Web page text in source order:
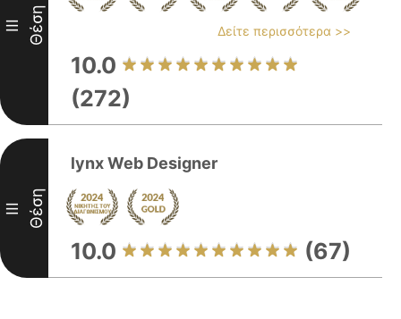
III Θέση Δείτε περισσότερα >>
10.0
(272)
III Θέση
lynx Web Designer
10.0 (67)